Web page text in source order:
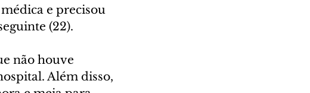
e precisou
(22).
não houve
Além disso,